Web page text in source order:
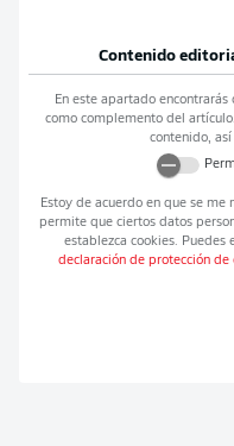
Contenido
En este apartado
como complemento del
contenido,
Estoy de acuerdo en que se
permite que ciertos datos
establezca cookies. Puedes
declaración de protección de